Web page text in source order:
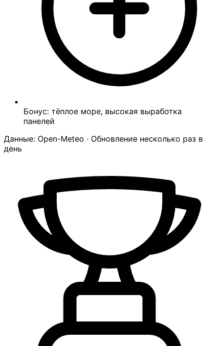
Бонус: тёплое море, высокая выработка
панелей
Данные: Open-Meteo · Обновление несколько раз в
день